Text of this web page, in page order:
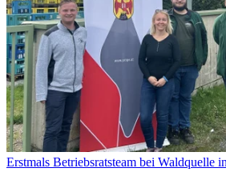
Erstmals Betriebsratsteam bei Waldquelle